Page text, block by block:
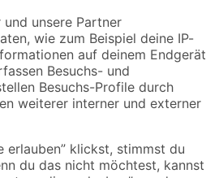
Versandarten